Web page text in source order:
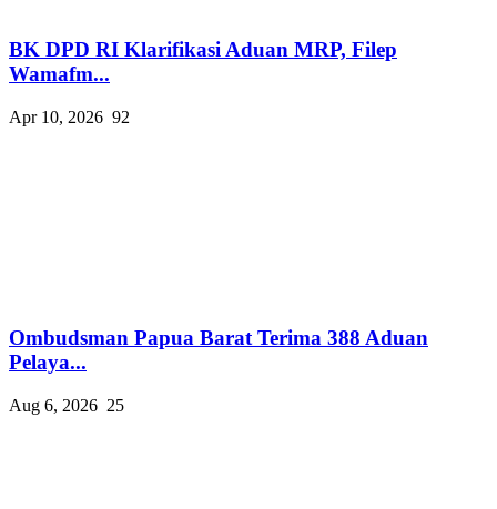
BK DPD RI Klarifikasi Aduan MRP, Filep
Wamafm...
Apr 10, 2026 92
Ombudsman Papua Barat Terima 388 Aduan
Pelaya...
Aug 6, 2026 25